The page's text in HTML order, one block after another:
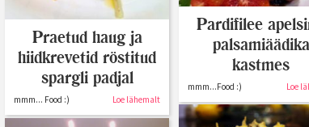
Praetud haug ja
hiidkrevetid röstitud
spargli padjal
mmm... Food :) Loe lähemalt
Pardifilee
palsamiäädika
kastmes
mmm...Food :) Loe